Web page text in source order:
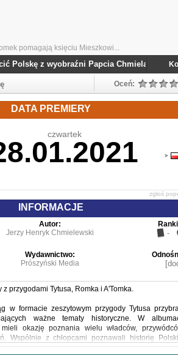
pomagają księciu Mieszkowi...
z wyobraźni Papcia Chmiela narysowani
Oceń:
DATA PREMIERY
czwartek
zgłoś
INFORMACJE
Autor:
Jerzy Henryk Chmielewski
-
Wydawnictwo:
Prószyński Media
przygodami Tytusa, Romka i A'Tomka.
w formacie zeszytowym przygody Tytusa
ważne tematy historyczne. W
okazję poznania wielu władców,
Wspólnie z chłopcami poznawali historię